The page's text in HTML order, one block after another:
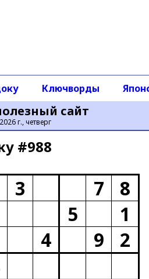
сайт
г., четверг
Ключворды
#988
3 7
8
5
1
4 9
2